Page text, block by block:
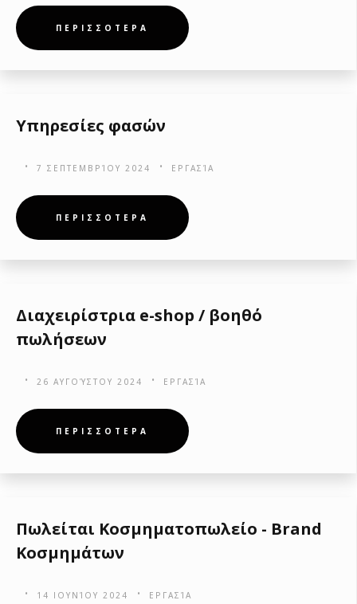
ΠΕΡΙΣΣΟΤΕΡΑ
Υπηρεσίες φασών
7 ΣΕΠΤΕΜΒΡΊΟΥ 2024 ΕΡΓΑΣΊΑ
ΠΕΡΙΣΣΟΤΕΡΑ
Διαχειρίστρια e-shop / βοηθό
πωλήσεων
26 ΑΥΓΟΎΣΤΟΥ 2024 ΕΡΓΑΣΊΑ
ΠΕΡΙΣΣΟΤΕΡΑ
Πωλείται Κοσμηματοπωλείο - Brand
Κοσμημάτων
14 ΙΟΥΝΊΟΥ 2024 ΕΡΓΑΣΊΑ